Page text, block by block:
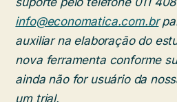
info@economatica.com.br
auxiliar na elaboração do
nova ferramenta conforme
ainda não for usuário da
um trial.